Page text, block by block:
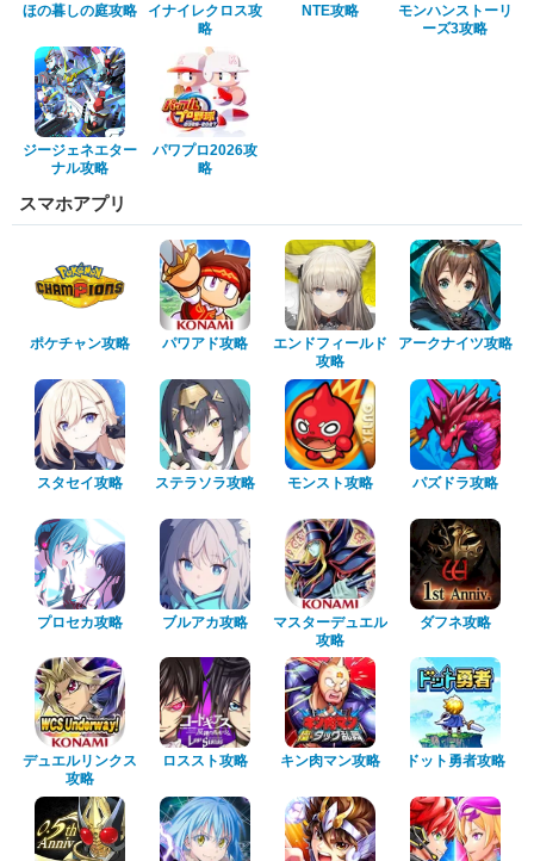
ほの暮しの庭攻略
イナイレクロス攻
略
NTE攻略
モンハンストーリ
ーズ3攻略
ジージェネエター
ナル攻略
パワプロ2026攻
略
スマホアプリ
ポケチャン攻略 パワアド攻略
エンドフィールド
攻略
アークナイツ攻略
スタセイ攻略 ステラソラ攻略 モンスト攻略 パズドラ攻略
プロセカ攻略 ブルアカ攻略
マスターデュエル
攻略
ダフネ攻略
デュエルリンクス
攻略
ロススト攻略 キン肉マン攻略 ドット勇者攻略